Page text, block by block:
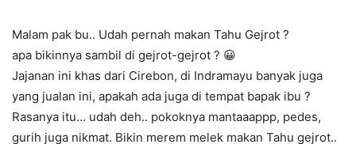
Malam pak bu.. Udah pernah makan Tahu Gejrot ?
apa bikinnya sambil di gejrot-gejrot ? 😀
Jajanan ini khas dari Cirebon, di Indramayu banyak juga
yang jualan ini, apakah ada juga di tempat bapak ibu ?
Rasanya itu… udah deh.. pokoknya mantaaappp, pedes,
gurih juga nikmat. Bikin merem melek makan Tahu gejrot..